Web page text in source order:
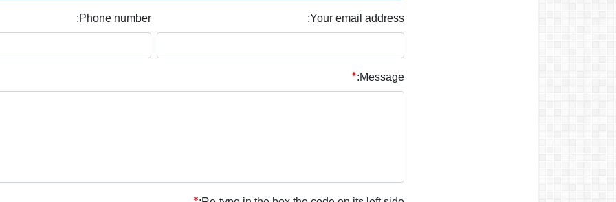
Your email address:
Phone number:
Message: